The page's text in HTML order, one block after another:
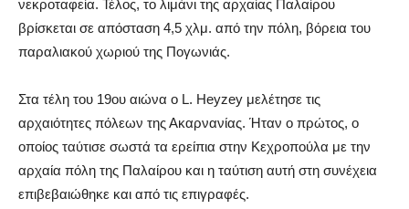
νεκροταφεία. Τέλος, το λιμάνι της αρχαίας Παλαίρου
βρίσκεται σε απόσταση 4,5 χλμ. από την πόλη, βόρεια του
παραλιακού χωριού της Πογωνιάς.
Στα τέλη του 19ου αιώνα ο L. Heyzey μελέτησε τις
αρχαιότητες πόλεων της Ακαρνανίας. Ήταν ο πρώτος, ο
οποίος ταύτισε σωστά τα ερείπια στην Κεχροπούλα με την
αρχαία πόλη της Παλαίρου και η ταύτιση αυτή στη συνέχεια
επιβεβαιώθηκε και από τις επιγραφές.